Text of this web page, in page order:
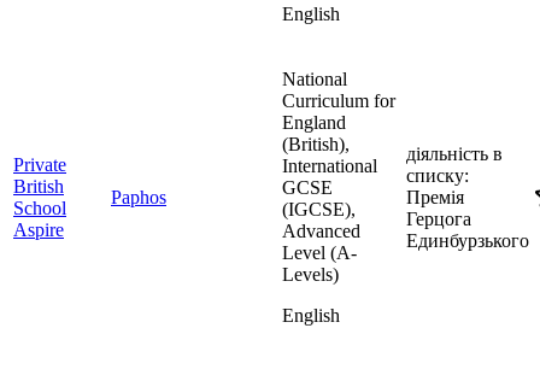
English
Private
British
School
Aspire
Paphos
National
Curriculum for
England
(British),
International
GCSE
(IGCSE),
Advanced
Level (A-
Levels)
English
діяльність в
списку:
Премія
Герцога
Единбурзького